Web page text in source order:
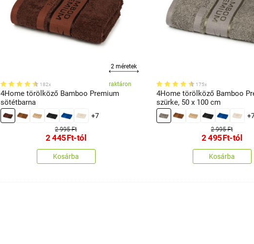
2 méretek
182x raktáron
4Home törölköző Bamboo Premium
sötétbarna
+7
2 995 Ft
2 445Ft-tól
Kosárba
175x
4Home törölköző Bamboo
szürke, 50 x 100 cm
2 995 Ft
2 495Ft-tól
Kosárba